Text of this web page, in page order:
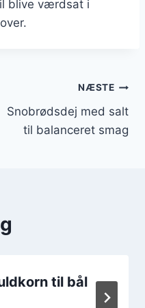
blive værdsat i
NÆSTE
Snobrødsdej med salt
til balanceret smag
til bål